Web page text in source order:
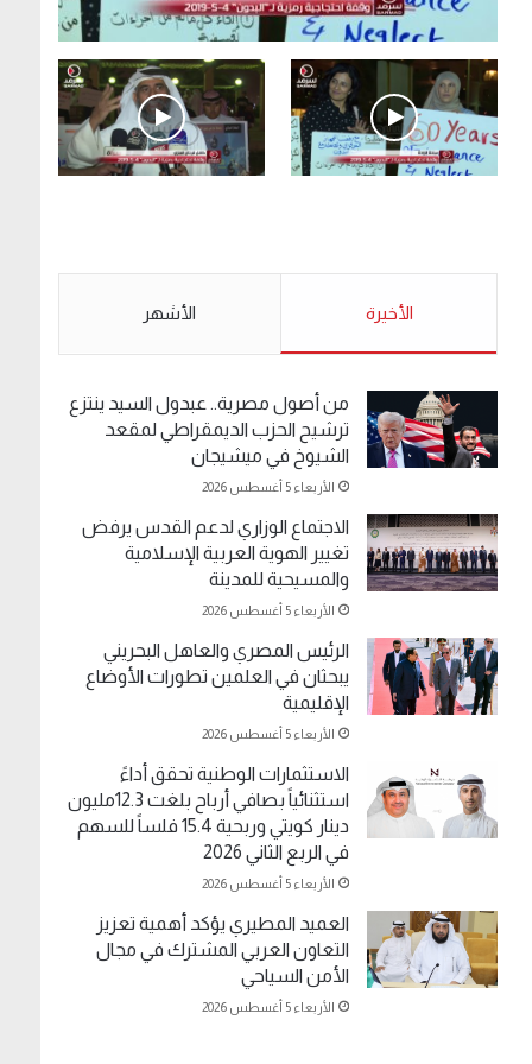
.وقفة احتجاجية رمزية لـ”#البدون” في ساحة الإرادة
الأحد 5 مايو 2019
مخدرات يعني ولا خمر؟!.
الأخيرة الأشهر
من أصول مصرية.. عبدول السيد ينتزع
ترشيح الحزب الديمقراطي لمقعد
الشيوخ في ميشيجان
الأربعاء 5 أغسطس 2026
الاجتماع الوزاري لدعم القدس يرفض
تغيير الهوية العربية الإسلامية
والمسيحية للمدينة
الأربعاء 5 أغسطس 2026
الرئيس المصري والعاهل البحريني
يبحثان في العلمين تطورات الأوضاع
الإقليمية
الأربعاء 5 أغسطس 2026
الاستثمارات الوطنية تحقق أداءً
استثنائياً بصافي أرباح بلغت 12.3مليون
دينار كويتي وربحية 15.4 فلساً للسهم
في الربع الثاني 2026
الأربعاء 5 أغسطس 2026
العميد المطيري يؤكد أهمية تعزيز
التعاون العربي المشترك في مجال
الأمن السياحي
الأربعاء 5 أغسطس 2026